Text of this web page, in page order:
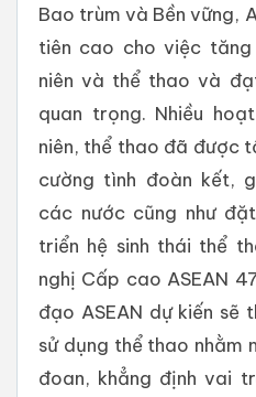
Bao trùm và Bền vững,
tiên cao cho việc
niên và thể thao và
quan trọng. Nhiều
niên, thể thao đã được
cường tình đoàn kết,
các nước cũng như
triển hệ sinh thái thể
nghị Cấp cao ASEAN
đạo ASEAN dự kiến sẽ
sử dụng thể thao nhằm
đoan, khẳng định vai